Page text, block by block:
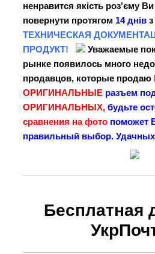
ненравится якість роз'єму
повернути протягом 14 днів
ТЕХНИЧЕСКАЯ
ПРОДУКТ!
Уважаемые
рынке появилось много
продавцов, которые продаю
ОРИГИНАЛЬНЫЕ разъем
ОРИГИНАЛЬНЫХ, будьте
сравнения на фото поможет
правильный выбор. Удачных
Бесплатная